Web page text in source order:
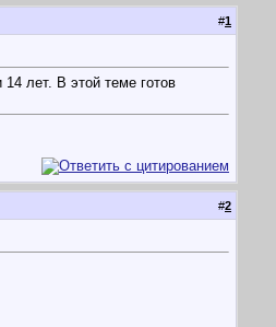
#1
лет. В этой теме готов
#2